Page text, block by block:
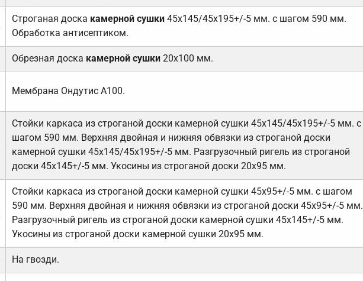
Строганая доска камерной сушки 45х145/45х195+/-5 мм. с шагом 590 мм.
Обработка антисептиком.
Обрезная доска камерной сушки20х100 мм.
Мембрана Ондутис А100.
Стойки каркаса из строганой доски камерной сушки 45х145/45х195+/-5 мм. с
шагом 590 мм. Верхняя двойная и нижняя обвязки из строганой доски
камерной сушки 45х145/45х195+/-5 мм. Разгрузочный ригель из строганой
доски 45х145+/-5 мм. Укосины из строганой доски 20х95 мм.
Стойки каркаса из строганой доски камерной сушки 45х95+/-5 мм. с шагом
590 мм. Верхняя двойная и нижняя обвязки из строганой доски 45х95+/-5 мм.
Разгрузочный ригель из строганой доски камерной сушки 45х145+/-5 мм.
Укосины из строганой доски камерной сушки 20х95 мм.
На гвозди.